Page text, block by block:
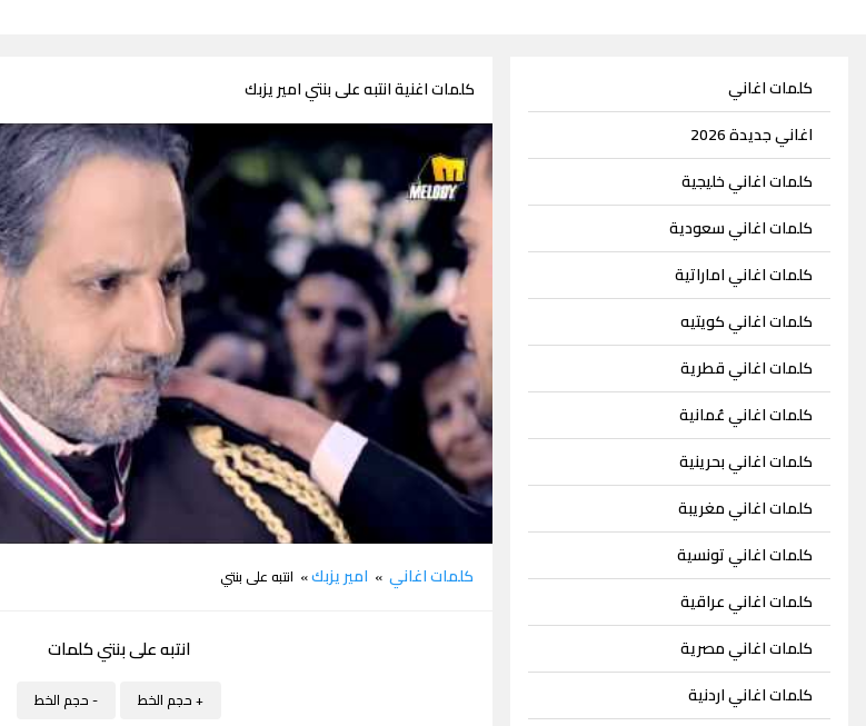
كلمات اغاني
اغاني جديدة 2026
كلمات اغاني خليجية
كلمات اغاني سعودية
كلمات اغاني اماراتية
كلمات اغاني كويتيه
كلمات اغاني قطرية
كلمات اغاني عُمانية
كلمات اغاني بحرينية
كلمات اغاني مغريبة
كلمات اغاني تونسية
كلمات اغاني عراقية
كلمات اغاني مصرية
كلمات اغاني اردنية
كلمات اغنية انتبه على بنتي امير يزبك
كلمات اغاني » امير يزبك» انتبه على بنتي
انتبه على بنتي كلمات
+ حجم الخط - حجم الخط